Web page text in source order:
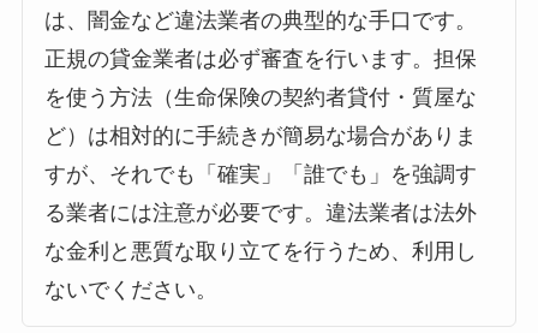
は、闇金など違法業者の典型的な手口です。
正規の貸金業者は必ず審査を行います。担保
を使う方法（生命保険の契約者貸付・質屋な
ど）は相対的に手続きが簡易な場合がありま
すが、それでも「確実」「誰でも」を強調す
る業者には注意が必要です。違法業者は法外
な金利と悪質な取り立てを行うため、利用し
ないでください。